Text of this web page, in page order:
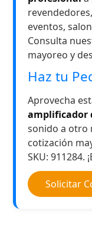
eventos,
Consulta
mayoreo y
Haz tu
Aprovecha
amplificador
sonido a otro
cotización
SKU: 911284.
Solicitar